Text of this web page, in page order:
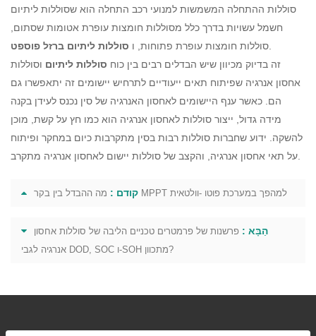
סוללות ההתחלה המשמשות למנועי רכב התחלה הוא שסוללות ליתיום
חשמל עשויות בדרך כלל מסוללות חומצות עופרת אטומות שסתום,
סוללות חומצות עופרת פתוחות, ו סוללות ליתיום ברזל פוספט
זה בדיוק מכיוון שיש הבדלים רבים בין כוח סוללות ליתיום וסוללות
אחסון אנרגיה שפיתוח תאים ייעודיים לתרחיש יישומים זה יתאפשרו גם
הם. כאשר ענף היישומים לאחסון האנרגיה של סין נכנס לעידן בקנה
מידה גדול, ייצור סוללות לאחסון אנרגיה הוא כמו חץ על קשת, מוכן
להשקה. ידוע שחברות סוללות רבות בסין מתקרבות כיום במחקר ופיתוח
קודם : מה ההבדל בין בקר MPPT למהפך במערכת פוטו -וולטאית
הַבָּא : פרשנות של פרמטרים טכניים הליבה של סוללות אחסון
אנרגיה לגבי DOD, SOC ו-SOH מתכוון?